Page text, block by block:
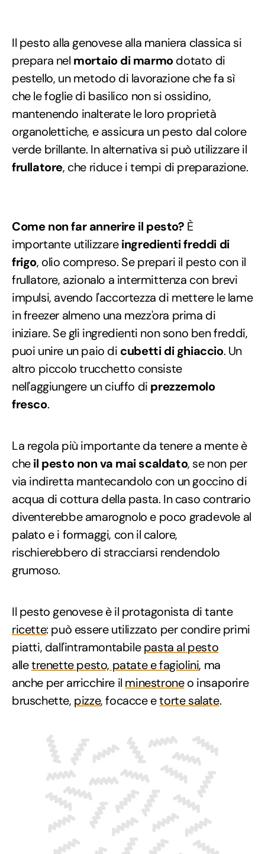
Il pesto alla genovese alla maniera classica si
prepara nel mortaio di marmodotato di
pestello, un metodo di lavorazione che fa sì
che le foglie di basilico non si ossidino,
mantenendo inalterate le loro proprietà
organolettiche, e assicura un pesto dal colore
verde brillante. In alternativa si può utilizzare il
frullatore, che riduce i tempi di preparazione.
Come non far annerire il pesto? È
importante utilizzareingredienti freddi di
frigo, olio compreso. Se prepari il pesto con il
frullatore, azionalo a intermittenza con brevi
impulsi, avendo l'accortezza di mettere le lame
in freezer almeno una mezz'ora prima di
iniziare. Se gli ingredienti non sono ben freddi,
puoi unire un paio di cubetti di ghiaccio. Un
altro piccolo trucchetto consiste
nell'aggiungere un ciuffo di prezzemolo
fresco.
La regola più importante da tenere a mente è
cheil pesto non va mai scaldato, se non per
via indiretta mantecandolo con un goccino di
acqua di cottura della pasta. In caso contrario
diventerebbe amarognolo e poco gradevole al
palato e i formaggi, con il calore,
rischierebbero di stracciarsi rendendolo
grumoso.
Il pesto genovese è il protagonista di tante
ricette: può essere utilizzato per condire primi
piatti, dall'intramontabilepasta al pesto
alletrenette pesto, patate e fagiolini, ma
anche per arricchire il minestroneo insaporire
bruschette, pizze, focacce etorte salate.